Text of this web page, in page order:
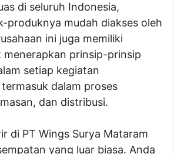
di seluruh Indonesia,
produknya mudah diakses oleh
ini juga memiliki
prinsip-prinsip
setiap kegiatan
dalam proses
dan distribusi.
di PT Wings Surya Mataram
yang luar biasa. Anda